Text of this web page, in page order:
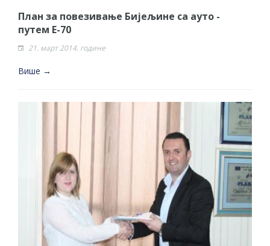
План за повезивање Бијељине са ауто -
путем Е-70
21. март 2014. године
Више →